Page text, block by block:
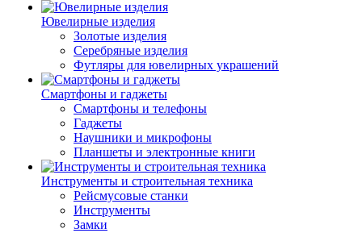
Ювелирные изделия
Золотые изделия
Серебряные изделия
Футляры для ювелирных украшений
Смартфоны и гаджеты
Смартфоны и телефоны
Гаджеты
Наушники и микрофоны
Планшеты и электронные книги
Инструменты и строительная техника
Рейсмусовые станки
Инструменты
Замки